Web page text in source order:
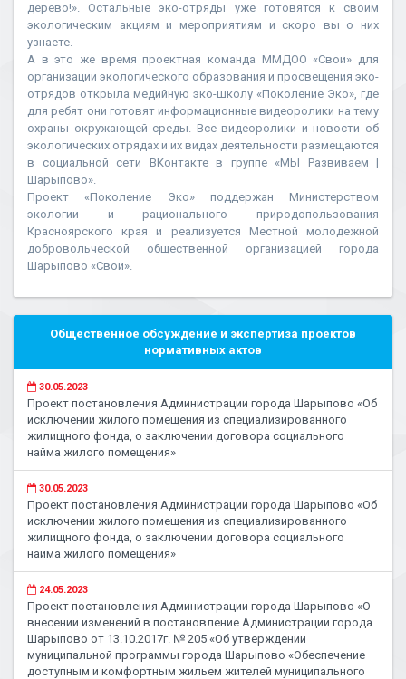
дерево!». Остальные эко-отряды уже готовятся к своим
экологическим акциям и мероприятиям и скоро вы о них
узнаете.
А в это же время проектная команда ММДОО «Свои» для
организации экологического образования и просвещения эко-
отрядов открыла медийную эко-школу «Поколение Эко», где
для ребят они готовят информационные видеоролики на тему
охраны окружающей среды. Все видеоролики и новости об
экологических отрядах и их видах деятельности размещаются
в социальной сети ВКонтакте в группе «МЫ Развиваем |
Шарыпово».
Проект «Поколение Эко» поддержан Министерством
экологии и рационального природопользования
Красноярского края и реализуется Местной молодежной
добровольческой общественной организацией города
Шарыпово «Свои».
Общественное обсуждение и экспертиза проектов
нормативных актов
30.05.2023
Проект постановления Администрации города Шарыпово «Об
исключении жилого помещения из специализированного
жилищного фонда, о заключении договора социального
найма жилого помещения»
30.05.2023
Проект постановления Администрации города Шарыпово «Об
исключении жилого помещения из специализированного
жилищного фонда, о заключении договора социального
найма жилого помещения»
24.05.2023
Проект постановления Администрации города Шарыпово «О
внесении изменений в постановление Администрации города
Шарыпово от 13.10.2017г. № 205 «Об утверждении
муниципальной программы города Шарыпово «Обеспечение
доступным и комфортным жильем жителей муниципального